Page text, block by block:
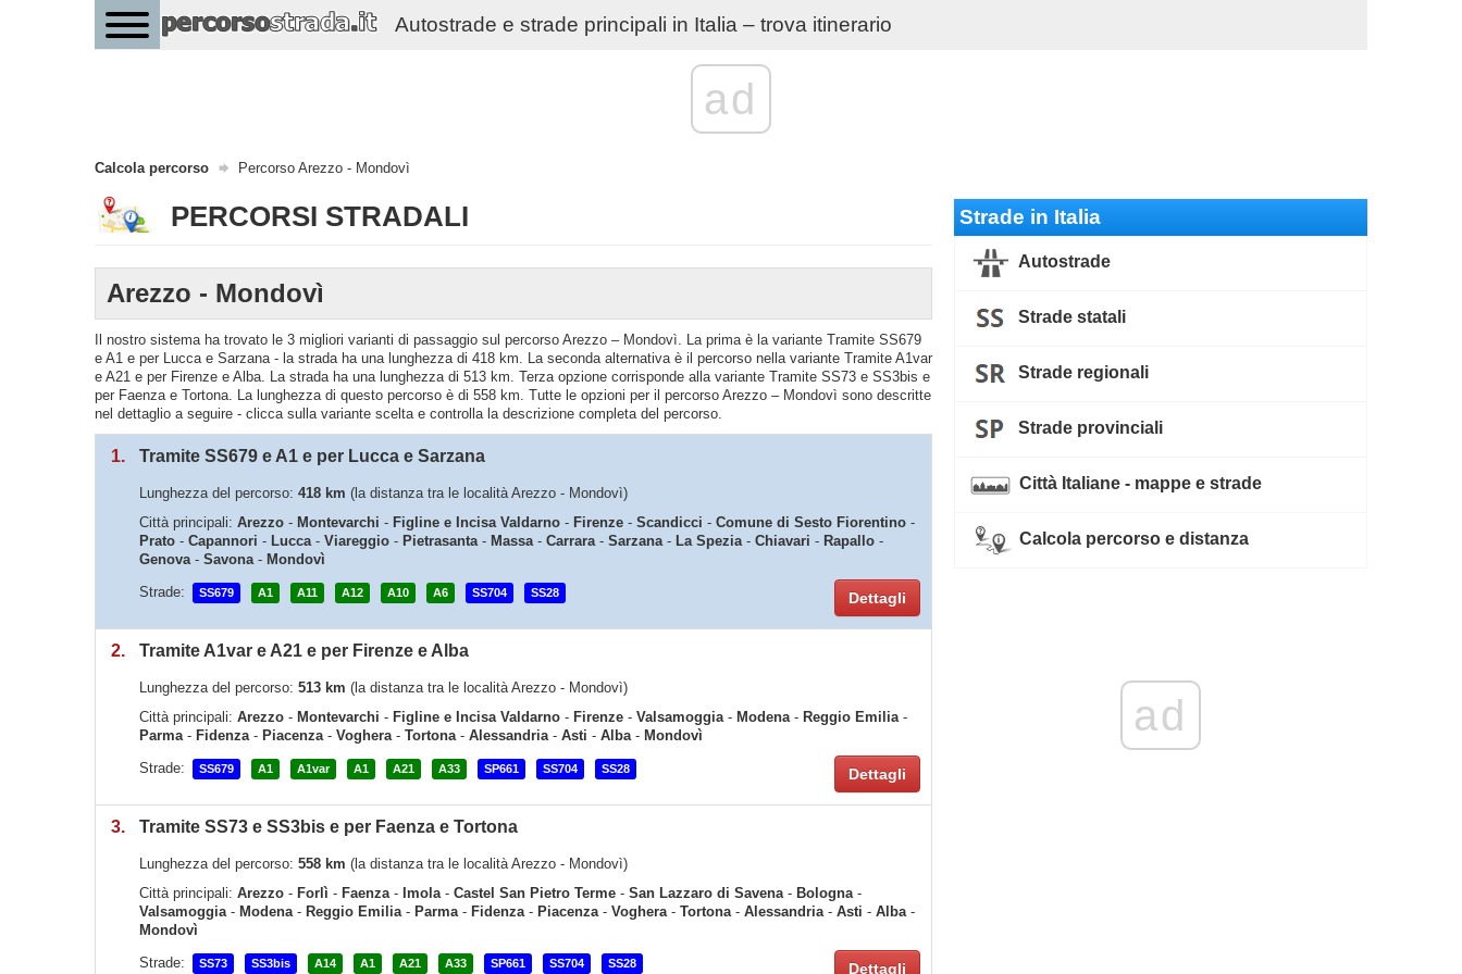
Autostrade e strade principali in Italia – trova itinerario
ad
Calcola percorso Percorso Arezzo - Mondovì
PERCORSI STRADALI
Arezzo - Mondovì
Il nostro sistema ha trovato le 3 migliori varianti di passaggio sul percorso Arezzo – Mondovì. La prima è la variante Tramite SS679
e A1 e per Lucca e Sarzana - la strada ha una lunghezza di 418 km. La seconda alternativa è il percorso nella variante Tramite A1var
e A21 e per Firenze e Alba. La strada ha una lunghezza di 513 km. Terza opzione corrisponde alla variante Tramite SS73 e SS3bis e
per Faenza e Tortona. La lunghezza di questo percorso è di 558 km. Tutte le opzioni per il percorso Arezzo – Mondovì sono descritte
nel dettaglio a seguire - clicca sulla variante scelta e controlla la descrizione completa del percorso.
1. Tramite SS679 e A1 e per Lucca e Sarzana
Lunghezza del percorso: 418 km (la distanza tra le località Arezzo - Mondovì)
Città principali: Arezzo - Montevarchi - Figline e Incisa Valdarno - Firenze - Scandicci - Comune di Sesto Fiorentino -
Prato - Capannori - Lucca- Viareggio - Pietrasanta- Massa- Carrara- Sarzana- La Spezia- Chiavari - Rapallo -
Genova- Savona- Mondovì
Strade:
SS679 A1 A11 A12 A10 A6 SS704 SS28 Dettagli
2. Tramite A1var e A21 e per Firenze e Alba
Lunghezza del percorso: 513 km (la distanza tra le località Arezzo - Mondovì)
Città principali: Arezzo - Montevarchi - Figline e Incisa Valdarno - Firenze - Valsamoggia- Modena- Reggio Emilia-
Parma- Fidenza- Piacenza- Voghera- Tortona- Alessandria- Asti - Alba- Mondovì
Strade:
SS679 A1 A1var A1 A21 A33 SP661 SS704 SS28 Dettagli
3. Tramite SS73 e SS3bis e per Faenza e Tortona
Lunghezza del percorso: 558 km (la distanza tra le località Arezzo - Mondovì)
Città principali: Arezzo - Forlì - Faenza- Imola- Castel San Pietro Terme - San Lazzaro di Savena- Bologna-
Valsamoggia- Modena- Reggio Emilia- Parma- Fidenza- Piacenza- Voghera- Tortona- Alessandria- Asti - Alba-
Mondovì
Strade:
SS73 SS3bis A14 A1 A21 A33 SP661 SS704 SS28 Dettagli
Strade in Italia
Autostrade
Strade statali
Strade regionali
Strade provinciali
Città Italiane - mappe e strade
Calcola percorso e distanza
ad